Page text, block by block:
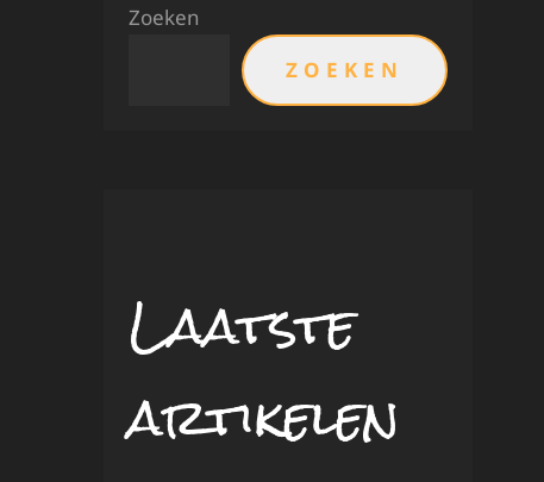
Zoeken
ZOEKEN
Laatste
artikelen